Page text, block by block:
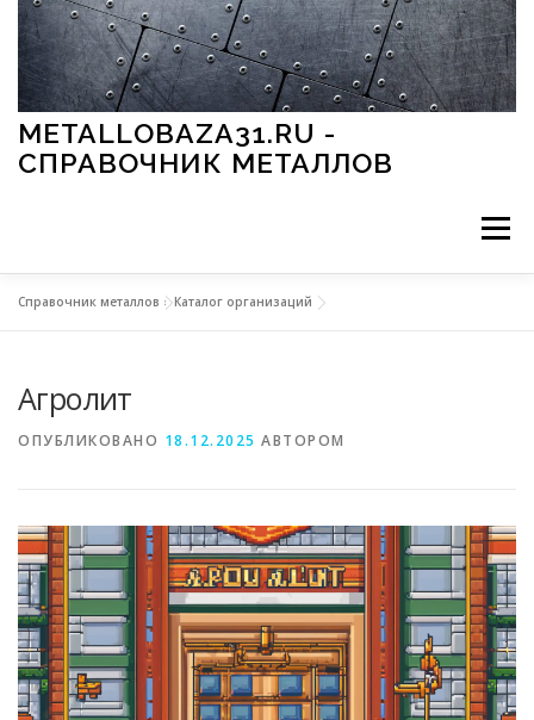
Перейти к содержимому
METALLOBAZA31.RU -
СПРАВОЧНИК МЕТАЛЛОВ
Меню
МЕТАЛЛЫ И ОКРУЖАЮЩАЯ СРЕДА
СВОЙСТВА МЕТАЛЛОВ СОРТА МЕТАЛЛОВ
СТАТЬИ
Справочник металлов »Каталог организаций
Агролит
ОПУБЛИКОВАНО 18.12.2025 АВТОРОМ